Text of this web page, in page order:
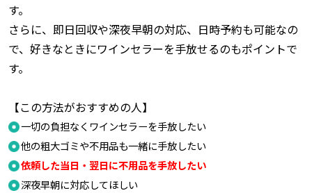
す。
さらに、即日回収や深夜早朝の対応、日時予約も可能なの
で、好きなときにワインセラーを手放せるのもポイントで
す。
【この方法がおすすめの人】
一切の負担なくワインセラーを手放したい
他の粗大ゴミや不用品も一緒に手放したい
依頼した当日・翌日に不用品を手放したい
深夜早朝に対応してほしい